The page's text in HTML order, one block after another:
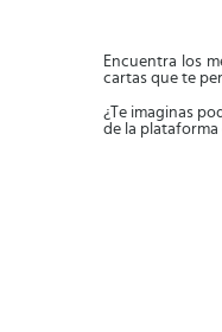
Encuentra los
cartas que te
¿Te imaginas
de la plataforma